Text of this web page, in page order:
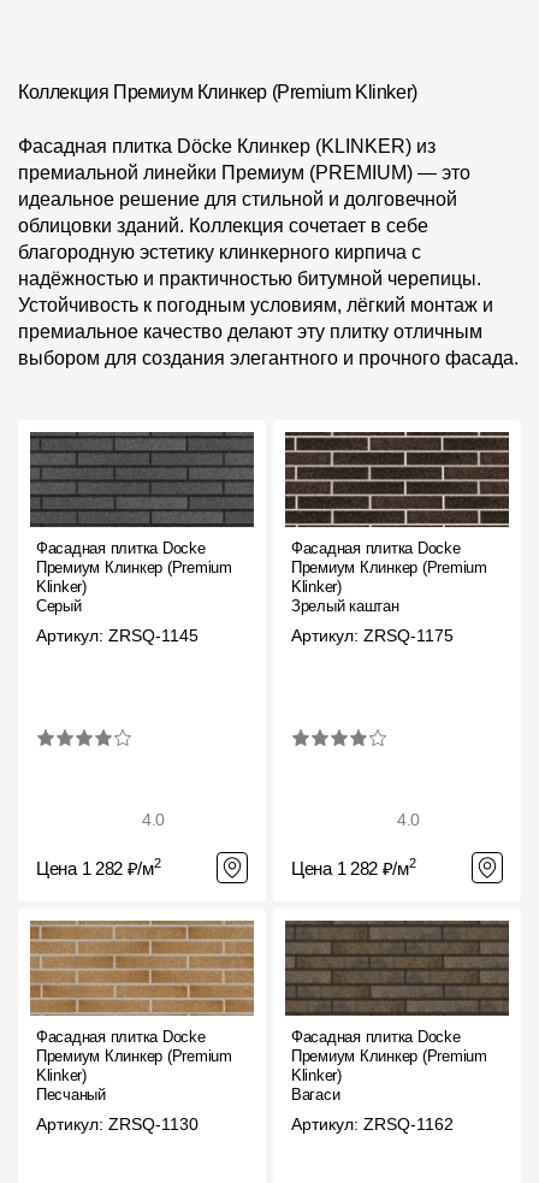
Коллекция Премиум Клинкер (Premium Klinker)
Фасадная плитка Döcke Клинкер (KLINKER) из
премиальной линейки Премиум (PREMIUM) — это
идеальное решение для стильной и долговечной
облицовки зданий. Коллекция сочетает в себе
благородную эстетику клинкерного кирпича с
надёжностью и практичностью битумной черепицы.
Устойчивость к погодным условиям, лёгкий монтаж и
премиальное качество делают эту плитку отличным
выбором для создания элегантного и прочного фасада.
Фасадная плитка Docke
Премиум Клинкер (Premium
Klinker)
Серый
Артикул: ZRSQ-1145
4.0
Цена 1 282 ₽/м2
Фасадная плитка Docke
Премиум Клинкер (Premium
Klinker)
Зрелый каштан
Артикул: ZRSQ-1175
4.0
Цена 1 282 ₽/м2
Фасадная плитка Docke
Премиум Клинкер (Premium
Klinker)
Песчаный
Артикул: ZRSQ-1130
Фасадная плитка Docke
Премиум Клинкер (Premium
Klinker)
Вагаси
Артикул: ZRSQ-1162